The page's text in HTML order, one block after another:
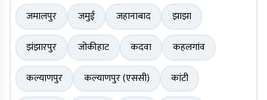
जमालपुर
जमुई जहानाबाद
झाझा
झंझारपुर
जोकीहाट कदवा
कहलगांव
कल्याणपुर
कल्याणपुर (एससी)
कांटी